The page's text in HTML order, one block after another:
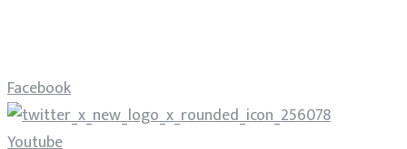
Facebook
Youtube